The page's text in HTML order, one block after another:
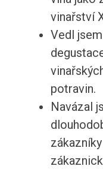
vinařství
Vedl
potravin.
Navázal